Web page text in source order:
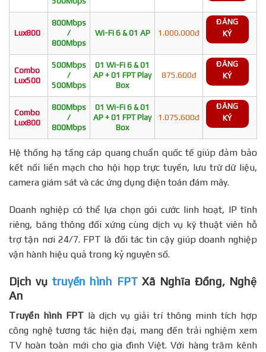
Lux800
800Mbps
/
800Mbps
Wi-Fi 6 & 01 AP 1.000.000đ
ĐĂNG
KÝ
Combo
Lux500
500Mbps
/
500Mbps
01 Wi-Fi 6 & 01
AP + 01 FPT Play
Box
875.600đ
ĐĂNG
KÝ
Combo
Lux800
800Mbps
/
800Mbps
01 Wi-Fi 6 & 01
AP + 01 FPT Play
Box
1.075.600đ
ĐĂNG
KÝ
Hệ thống hạ tầng cáp quang chuẩn quốc tế giúp đảm bảo
kết nối liền mạch cho hội họp trực tuyến, lưu trữ dữ liệu,
camera giám sát và các ứng dụng điện toán đám mây.
Doanh nghiệp có thể lựa chọn gói cước linh hoạt, IP tĩnh
riêng, băng thông đối xứng cùng dịch vụ kỹ thuật viên hỗ
trợ tận nơi 24/7. FPT là đối tác tin cậy giúp doanh nghiệp
vận hành hiệu quả trong kỷ nguyên số.
Dịch vụ truyền hình FPTXã Nghĩa Đồng, Nghệ
An
Truyền hình FPT là dịch vụ giải trí thông minh tích hợp
công nghệ tương tác hiện đại, mang đến trải nghiệm xem
TV hoàn toàn mới cho gia đình Việt. Với hàng trăm kênh